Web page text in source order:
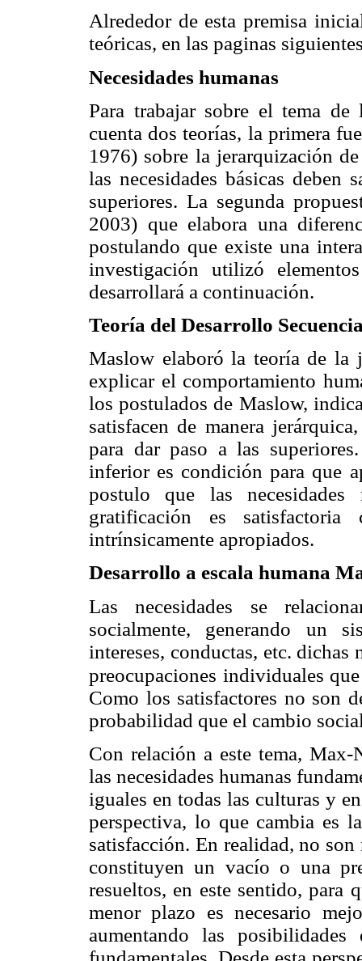
Alrededor de esta premisa
teóricas, en las paginas
Necesidades humanas
Para trabajar sobre el tema de
cuenta dos teorías, la primera
1976) sobre la jerarquización
las necesidades básicas deben
superiores. La segunda
2003) que elabora una
postulando que existe una
investigación utilizó
desarrollará a continuación.
Teoría del Desarrollo
Maslow elaboró la teoría de la
explicar el comportamiento
los postulados de Maslow,
satisfacen de manera
para dar paso a las
inferior es condición para que
postulo que las
gratificación es satisfactoria
intrínsicamente apropiados.
Desarrollo a escala humana
Las necesidades se
socialmente, generando un
intereses, conductas, etc. dichas
preocupaciones individuales
Como los satisfactores no son
probabilidad que el cambio
Con relación a este tema,
las necesidades humanas
iguales en todas las culturas y
perspectiva, lo que cambia es
satisfacción. En realidad, no
constituyen un vacío o una
resueltos, en este sentido, para
menor plazo es necesario
aumentando las posibilidades